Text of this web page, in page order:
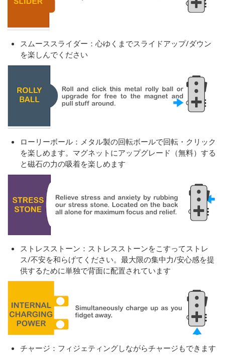
スムーススライダー：心ゆくまでスライドアップ/ダウン
を楽しんでください
ローリーボール：メタル製の回転ボールで回転・クリック
を楽しめます。マグネットにアップグレード（無料）する
と磁石の力の吸着を楽しめます
ストレスストーン：ストレスストーンをこすってストレ
ス/不安を和らげてください。最大限の集中力/安心感を提
供するために単独で背面に配置されています
チャージ：フィジェティングしながらチャージもできます